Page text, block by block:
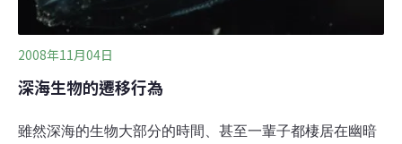
2008年11月04日
深海生物的遷移行為
雖然深海的生物大部分的時間、甚至一輩子都棲居在幽暗